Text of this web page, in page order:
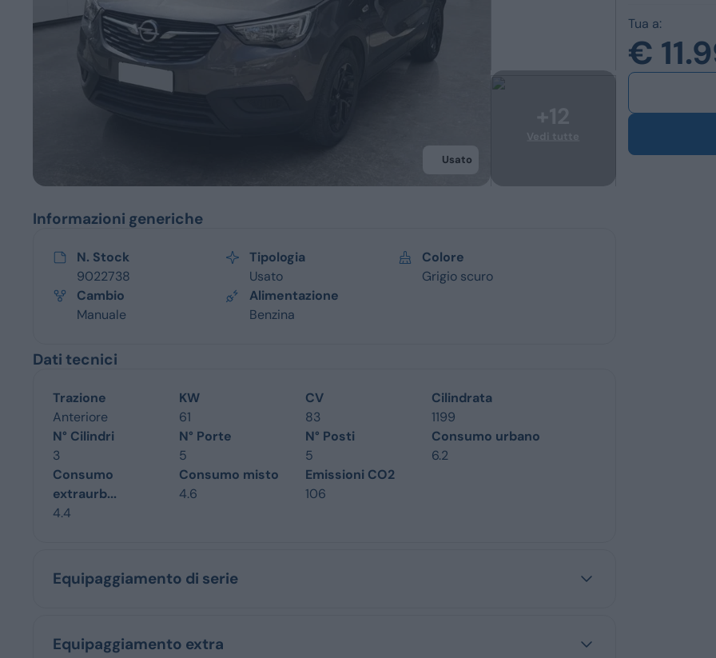
Servizi
Vedi tutti i marchi
Km 0
Veicoli
Usato
Tua a:
€
Informazioni generiche
N. Stock
9022738
Tipologia
Usato
Colore
Grigio scuro
Cambio
Manuale
Alimentazione
Benzina
Dati tecnici
Trazione
Anteriore
KW
61
CV
83
Cilindrata
1199
N° Cilindri
3
N° Porte
5
N° Posti
5
Consumo urbano
6.2
Consumo
extraurb...
4.4
Consumo misto
4.6
Emissioni CO2
106
Equipaggiamento di serie
Equipaggiamento extra